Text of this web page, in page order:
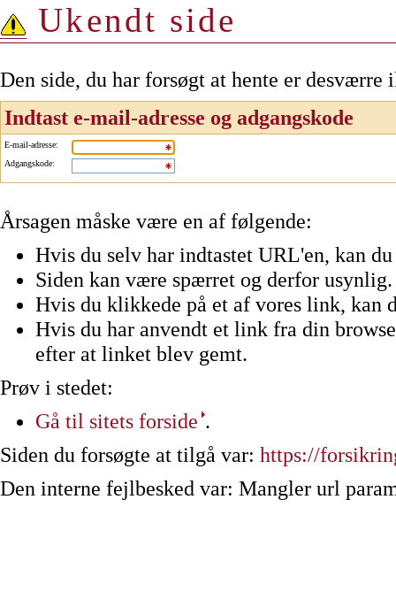
Ukendt side
Den side, du har forsøgt at hente er
Indtast e-mail-adresse og adgangskode
E-mail-adresse:
Adgangskode:
Årsagen måske være en af følgende:
Hvis du selv har indtastet URL'en, kan
Siden kan være spærret og derfor usynlig.
Hvis du klikkede på et af vores link, kan
Hvis du har anvendt et link fra din
efter at linket blev gemt.
Prøv i stedet:
Gå til sitets forside .
Siden du forsøgte at tilgå var: https://
Den interne fejlbesked var: Mangler url